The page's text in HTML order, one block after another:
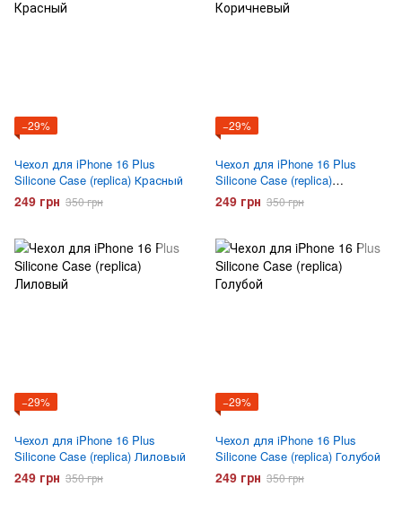
−29%
Чехол для iPhone 16 Plus
Silicone Case (replica) Красный
249 грн 350 грн
−29%
Чехол для iPhone 16 Plus
Silicone Case (replica)
Коричневый
249 грн 350 грн
−29%
Чехол для iPhone 16 Plus
Silicone Case (replica) Лиловый
249 грн 350 грн
−29%
Чехол для iPhone 16 Plus
Silicone Case (replica) Голубой
249 грн 350 грн